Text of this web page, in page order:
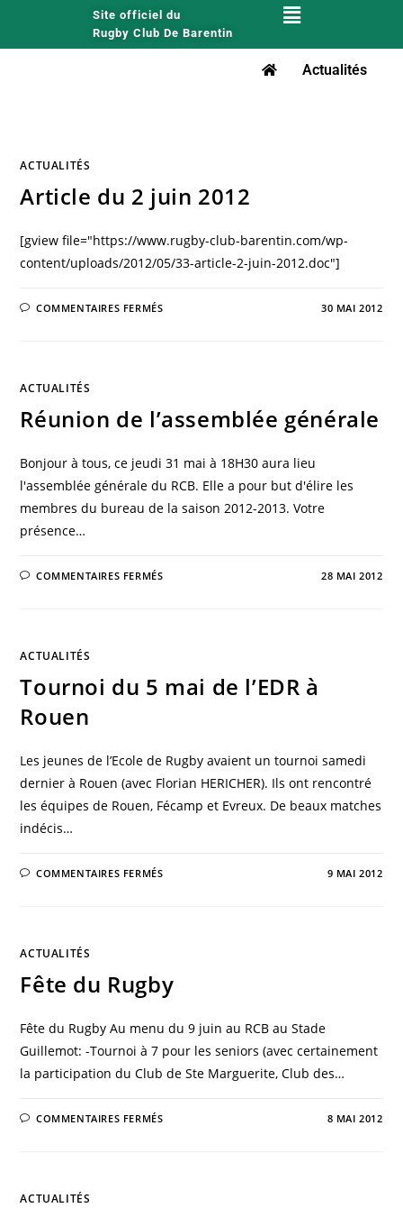
Site officiel du
Rugby Club De Barentin
Actualités
ACTUALITÉS
Article du 2 juin 2012
[gview file="https://www.rugby-club-barentin.com/wp-
content/uploads/2012/05/33-article-2-juin-2012.doc"]
COMMENTAIRES FERMÉS 30 MAI 2012
ACTUALITÉS
Réunion de l’assemblée générale
Bonjour à tous, ce jeudi 31 mai à 18H30 aura lieu
l'assemblée générale du RCB. Elle a pour but d'élire les
membres du bureau de la saison 2012-2013. Votre
présence…
COMMENTAIRES FERMÉS 28 MAI 2012
ACTUALITÉS
Tournoi du 5 mai de l’EDR à
Rouen
Les jeunes de l’Ecole de Rugby avaient un tournoi samedi
dernier à Rouen (avec Florian HERICHER). Ils ont rencontré
les équipes de Rouen, Fécamp et Evreux. De beaux matches
indécis…
COMMENTAIRES FERMÉS 9 MAI 2012
ACTUALITÉS
Fête du Rugby
Fête du Rugby Au menu du 9 juin au RCB au Stade
Guillemot: -Tournoi à 7 pour les seniors (avec certainement
la participation du Club de Ste Marguerite, Club des…
COMMENTAIRES FERMÉS 8 MAI 2012
ACTUALITÉS